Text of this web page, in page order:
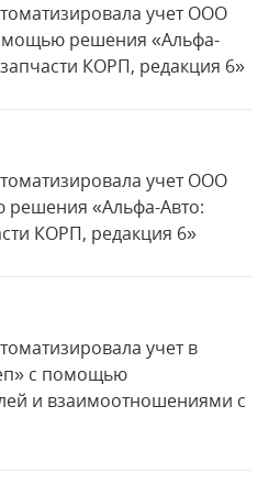
учет ООО
решения «Альфа-
КОРП, редакция 6»
учет ООО
«Альфа-Авто:
КОРП, редакция 6»
учет в
с помощью
и взаимоотношениями с